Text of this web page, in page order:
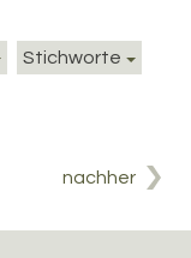
Stichworte
nachher